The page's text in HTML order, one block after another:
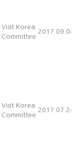
Visit Korea
Committee
2017.09.04
Visit Korea
Committee
2017.07.24